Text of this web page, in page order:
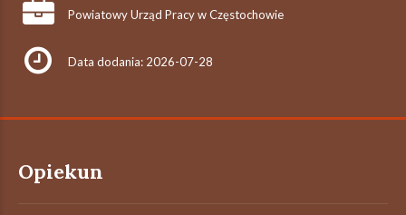
Powiatowy Urząd Pracy w Częstochowie
Data dodania: 2026-07-28
Opiekun